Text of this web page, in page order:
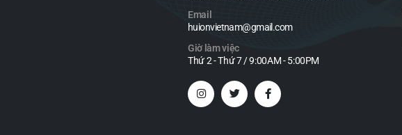
Email
huionvietnam@gmail.com
Giờ làm việc
Thứ 2 - Thứ 7 / 9:00AM - 5:00PM